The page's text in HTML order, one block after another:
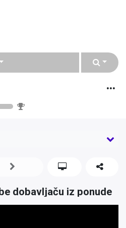
Proces nabave u e-racuni.com ERP-u
dobavljaču iz ponude